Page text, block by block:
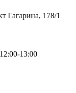
Гагарина, 178/1
13:00